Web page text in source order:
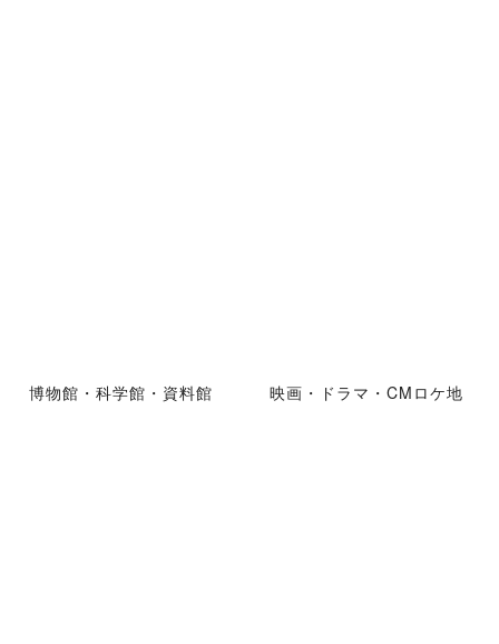
博物館・科学館・資料館 映画・ドラマ・CMロケ地